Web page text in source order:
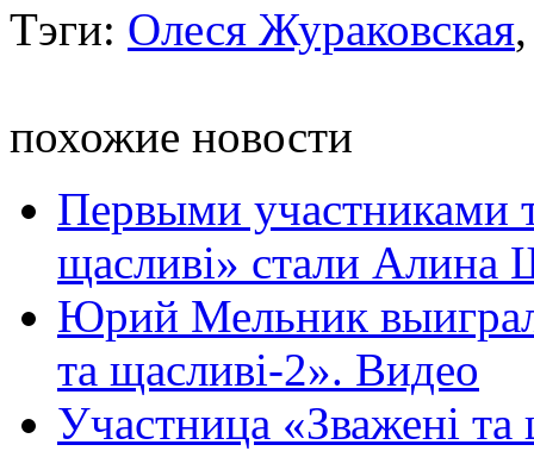
Тэги: Олеся Жураковская
похожие новости
Первыми участниками
щасливі» стали Алина
Юрий Мельник
та щасливі-2». Видео
Участница «Зважені